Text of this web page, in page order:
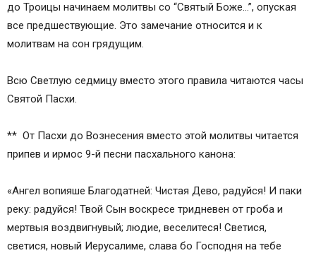
до Троицы начинаем молитвы со “Святый Боже…”, опуская
все предшествующие. Это замечание относится и к
молитвам на сон грядущим.
Всю Светлую седмицу вместо этого правила читаются часы
Святой Пасхи.
** От Пасхи до Вознесения вместо этой молитвы читается
припев и ирмос 9-й песни пасхального канона:
«Ангел вопияше Благодатней: Чистая Дево, радуйся! И паки
реку: радуйся! Твой Сын воскресе тридневен от гроба и
мертвыя воздвигнувый; людие, веселитеся! Светися,
светися, новый Иерусалиме, слава бо Господня на тебе